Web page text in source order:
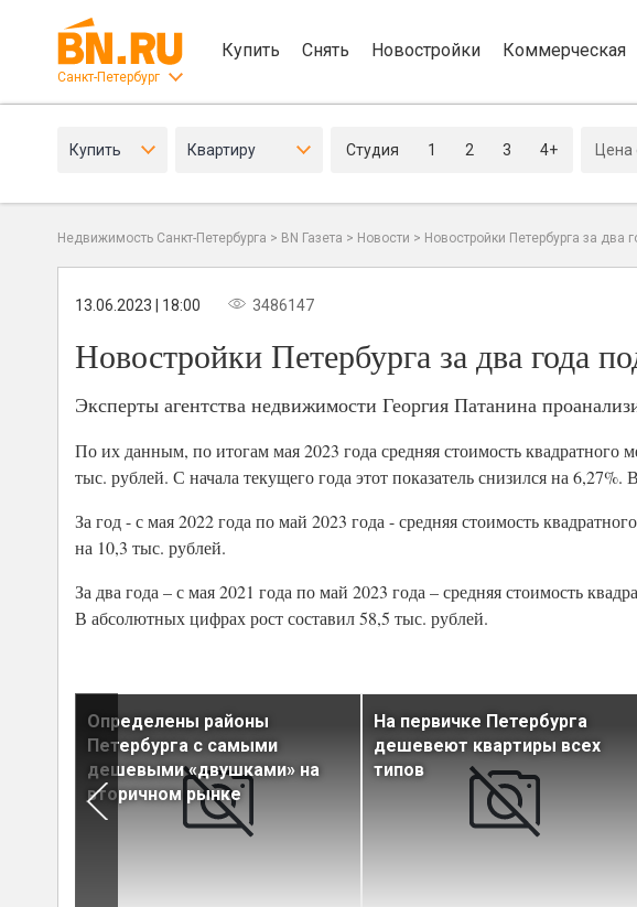
Санкт-Петербург
Купить Снять Новостройки Коммерческая
Купить Квартиру Студия 1 2 3 4+
Недвижимость Санкт-Петербурга > BN Газета > Новости > Новостройки Петербурга за два
13.06.2023 | 18:00 3486147
Новостройки Петербурга за два года
Эксперты агентства недвижимости Георгия Патанина
По их данным, по итогам мая 2023 года средняя стоимость квадратного
тыс. рублей. С начала текущего года этот показатель снизился на
За год - с мая 2022 года по май 2023 года - средняя стоимость
на 10,3 тыс. рублей.
За два года – с мая 2021 года по май 2023 года – средняя стоимость
В абсолютных цифрах рост составил 58,5 тыс. рублей.
Определены районы
Петербурга с самыми
дешевыми «двушками» на
вторичном рынке
На первичке Петербурга
дешевеют квартиры всех
типов